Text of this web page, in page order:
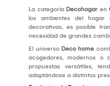
La categoría Decohogar en
los ambientes del
decorativas, es posible
necesidad de grandes
El universo Deco home
acogedores, modernos o
propuestas versátiles,
adaptándose a distintos